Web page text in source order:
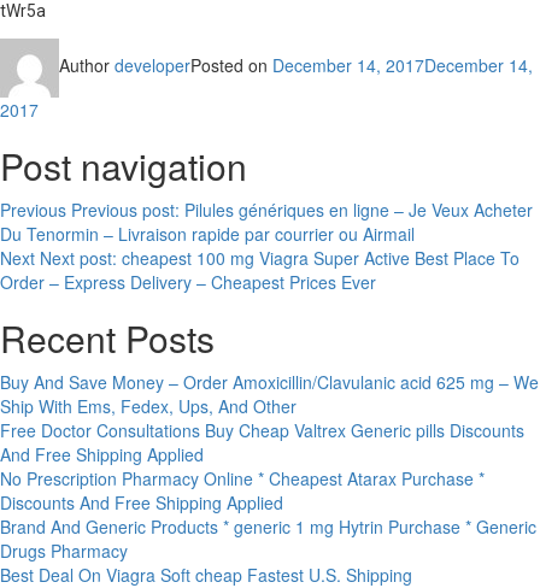
tWr5a
Author developerPosted on December 14, 2017December 14,
2017
Post navigation
Previous Previous post: Pilules génériques en ligne – Je Veux Acheter
Du Tenormin – Livraison rapide par courrier ou Airmail
Next Next post: cheapest 100 mg Viagra Super Active Best Place To
Order – Express Delivery – Cheapest Prices Ever
Recent Posts
Buy And Save Money – Order Amoxicillin/Clavulanic acid 625 mg – We
Ship With Ems, Fedex, Ups, And Other
Free Doctor Consultations Buy Cheap Valtrex Generic pills Discounts
And Free Shipping Applied
No Prescription Pharmacy Online * Cheapest Atarax Purchase *
Discounts And Free Shipping Applied
Brand And Generic Products * generic 1 mg Hytrin Purchase * Generic
Drugs Pharmacy
Best Deal On Viagra Soft cheap Fastest U.S. Shipping